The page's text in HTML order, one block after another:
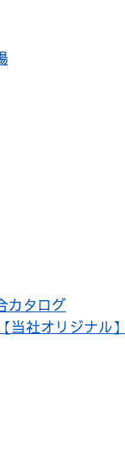
カタログ
当社オリジナル】